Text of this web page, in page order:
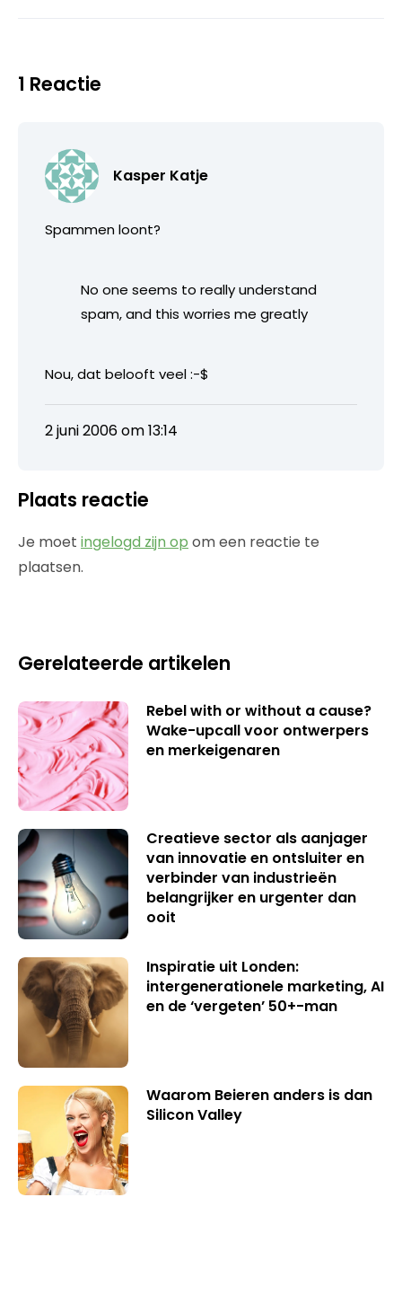
1 Reactie
Kasper Katje
Spammen loont?
No one seems to really understand
spam, and this worries me greatly
Nou, dat belooft veel :-$
2 juni 2006 om 13:14
Plaats reactie
Je moet ingelogd zijn op om een reactie te
plaatsen.
Gerelateerde artikelen
Rebel with or without a cause?
Wake-upcall voor ontwerpers
en merkeigenaren
Creatieve sector als aanjager
van innovatie en ontsluiter en
verbinder van industrieën
belangrijker en urgenter dan
ooit
Inspiratie uit Londen:
intergenerationele marketing, AI
en de ‘vergeten’ 50+-man
Waarom Beieren anders is dan
Silicon Valley